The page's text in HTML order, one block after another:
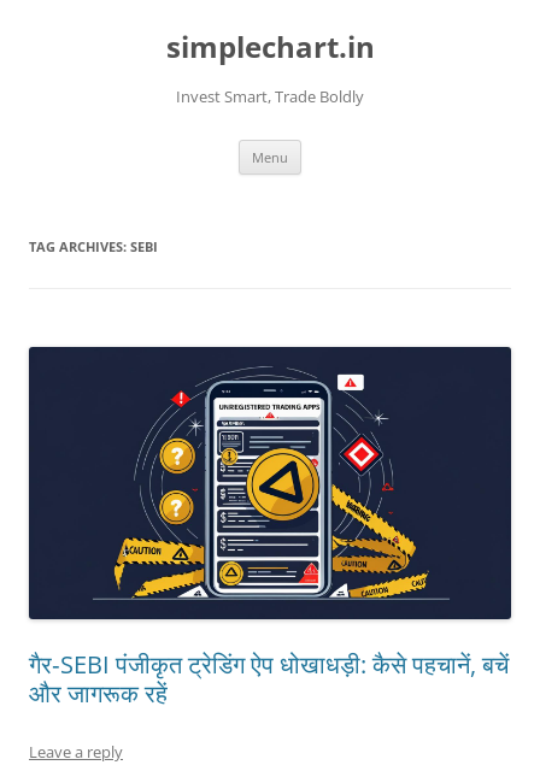
simplechart.in
Invest Smart, Trade Boldly
Menu
TAG ARCHIVES: SEBI
गैर‑SEBI पंजीकृत ट्रेडिंग ऐप धोखाधड़ी: कैसे पहचानें, बचें
और जागरूक रहें
Leave a reply